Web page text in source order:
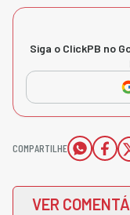
Siga o ClickPB no
COMPARTILHE
VER